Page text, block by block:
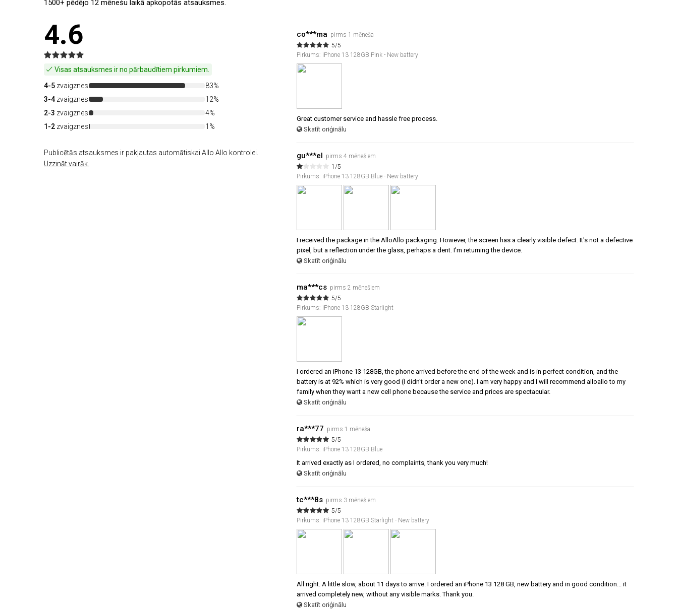
1500+ pēdējo 12 mēnešu laikā apkopotās atsauksmes.
4.6
Visas atsauksmes ir no pārbaudītiem pirkumiem.
4-5 zvaigznes
83%
3-4 zvaigznes
12%
2-3 zvaigznes
4%
1-2 zvaigznes 1%
Publicētās atsauksmes ir pakļautas automātiskai Allo Allo kontrolei.
Uzzināt vairāk.
co***ma pirms 1 mēneša
5/5
Pirkums: iPhone 13 128GB Pink - New battery
Great customer service and hassle free process.
Skatīt oriģinālu
gu***el pirms 4 mēnešiem
1/5
Pirkums: iPhone 13 128GB Blue - New battery
I received the package in the AlloAllo packaging. However, the screen has a clearly visible defect. It's not a defective
pixel, but a reflection under the glass, perhaps a dent. I'm returning the device.
Skatīt oriģinālu
ma***cs pirms 2 mēnešiem
5/5
Pirkums: iPhone 13 128GB Starlight
I ordered an iPhone 13 128GB, the phone arrived before the end of the week and is in perfect condition, and the
battery is at 92% which is very good (I didn't order a new one). I am very happy and I will recommend alloallo to my
family when they want a new cell phone because the service and prices are spectacular.
Skatīt oriģinālu
ra***77 pirms 1 mēneša
5/5
Pirkums: iPhone 13 128GB Blue
It arrived exactly as I ordered, no complaints, thank you very much!
Skatīt oriģinālu
tc***8s pirms 3 mēnešiem
5/5
Pirkums: iPhone 13 128GB Starlight - New battery
All right. A little slow, about 11 days to arrive. I ordered an iPhone 13 128 GB, new battery and in good condition... it
arrived completely new, without any visible marks. Thank you.
Skatīt oriģinālu